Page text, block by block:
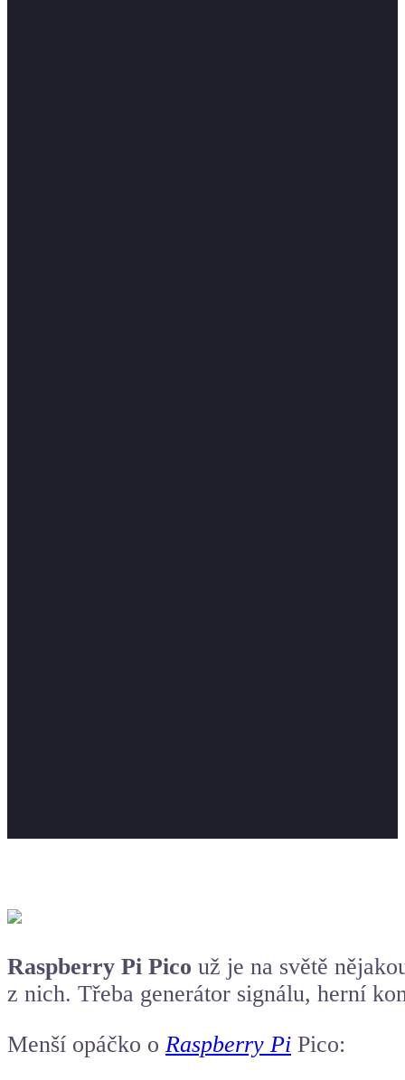
Raspberry Pi Pico už je na světě
z nich. Třeba generátor signálu, herní
Menší opáčko o Raspberry Pi Pico: